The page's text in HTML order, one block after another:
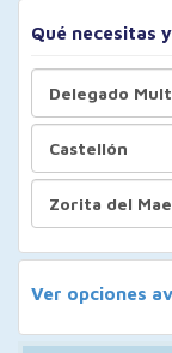
Qué necesitas
Ver opciones